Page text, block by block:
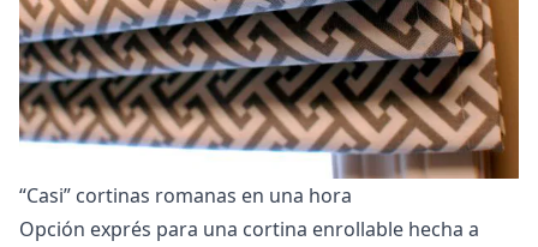
“Casi” cortinas romanas en una hora
Opción exprés para una cortina enrollable hecha a